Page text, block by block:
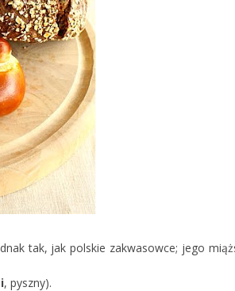
tak, jak polskie zakwasowce; jego
, pyszny).